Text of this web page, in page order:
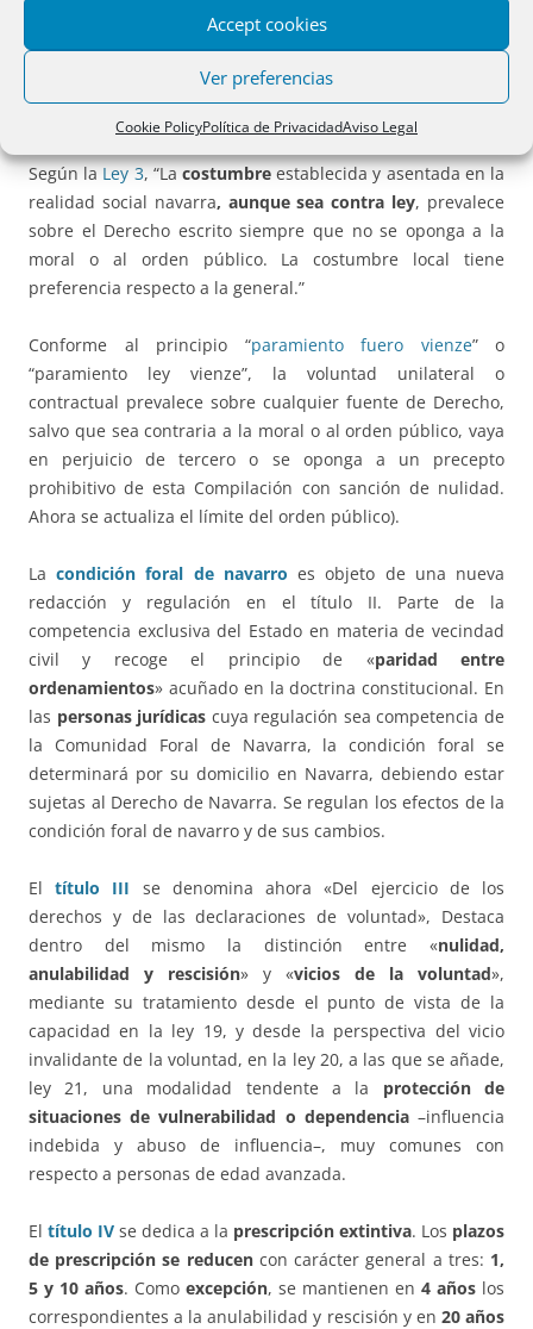
Accept cookies
Ver preferencias
Cookie PolicyPolítica de PrivacidadAviso Legal
redacción que el mismo tienen en el momento de entrada
en vigor de esta Ley Foral”. También desaparece la
referencia a que no se aplicará a supuestos distintos de los
Según laLey 3, “Lacostumbreestablecida y asentada en la
realidad social navarra, aunque sea contra ley, prevalece
sobre el Derecho escrito siempre que no se oponga a la
moral o al orden público. La costumbre local tiene
preferencia respecto a la general.”
Conforme al principio “paramiento fuero vienze” o
“paramiento ley vienze”, la voluntad unilateral o
contractual prevalece sobre cualquier fuente de Derecho,
salvo que sea contraria a la moral o al orden público, vaya
en perjuicio de tercero o se oponga a un precepto
prohibitivo de esta Compilación con sanción de nulidad.
Ahora se actualiza el límite del orden público).
Lacondición foral de navarro es objeto de una nueva
redacción y regulación en el título II. Parte de la
competencia exclusiva del Estado en materia de vecindad
civil y recoge el principio de «paridad entre
ordenamientos» acuñado en la doctrina constitucional. En
las personas jurídicas cuya regulación sea competencia de
la Comunidad Foral de Navarra, la condición foral se
determinará por su domicilio en Navarra, debiendo estar
sujetas al Derecho de Navarra. Se regulan los efectos de la
condición foral de navarro y de sus cambios.
Eltítulo III se denomina ahora «Del ejercicio de los
derechos y de las declaraciones de voluntad», Destaca
dentro del mismo la distinción entre «nulidad,
anulabilidad y rescisión» y «vicios de la voluntad»,
mediante su tratamiento desde el punto de vista de la
capacidad en la ley 19, y desde la perspectiva del vicio
invalidante de la voluntad, en la ley 20, a las que se añade,
ley 21, una modalidad tendente a la protección de
situaciones de vulnerabilidad o dependencia–influencia
indebida y abuso de influencia–, muy comunes con
respecto a personas de edad avanzada.
El título IV se dedica a la prescripción extintiva. Los plazos
de prescripción se reducencon carácter general a tres: 1,
5 y 10 años. Como excepción, se mantienen en 4 años los
correspondientes a la anulabilidad y rescisión y en 20 años